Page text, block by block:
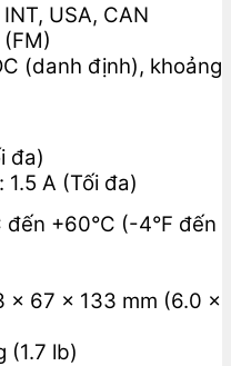
USA, CAN
(danh định), khoảng
đa)
A (Tối đa)
+60°C (-4°F đến
× 67 × 133 mm (6.0 ×
(1.7 lb)